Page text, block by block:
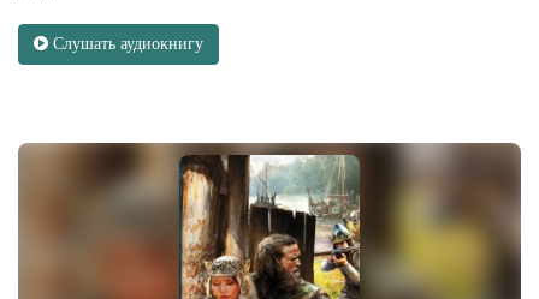
Слушать аудиокнигу